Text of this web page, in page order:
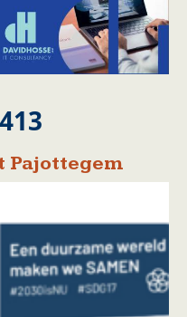
Pajottegem